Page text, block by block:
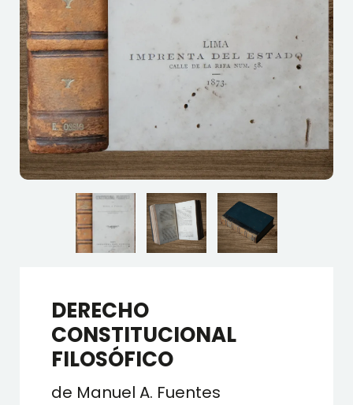
DERECHO
CONSTITUCIONAL
FILOSÓFICO
de Manuel A. Fuentes